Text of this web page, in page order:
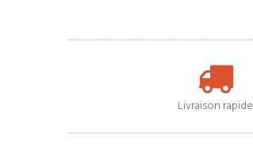
Livraison rapide